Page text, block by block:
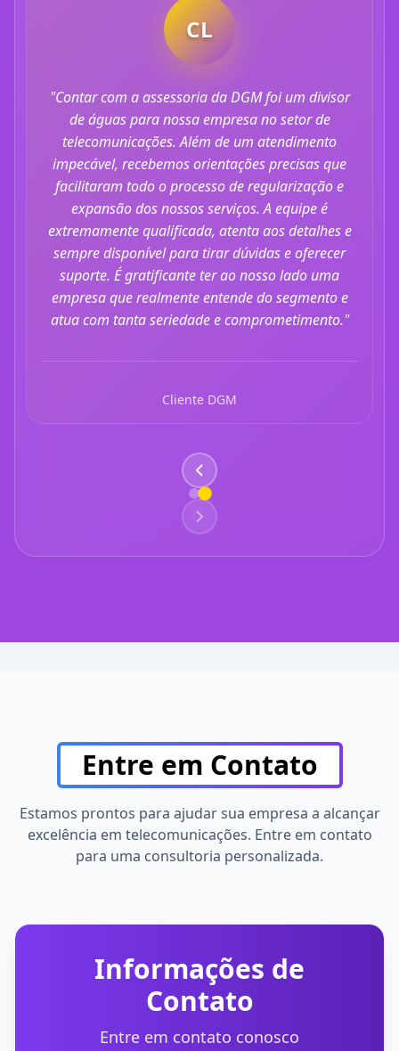
CL
"Gostaria de expressar minha total satisfação com
os serviços prestados pela DGM. Desde o primeiro
contato, fui atendido com profissionalismo,
agilidade e profundo conhecimento técnico. A
equipe demonstrou total domínio das exigências
regulatórias e ofereceu soluções estratégicas que
realmente fizeram a diferença para o crescimento
e regularização da nossa operação em telecom.
Sem dúvida, uma assessoria de excelência, que
transmite confiança e agrega valor ao negócio.
Recomendo fortemente!"
Cliente DGM
CL
"Contar com a assessoria da DGM foi um divisor
de águas para nossa empresa no setor de
telecomunicações. Além de um atendimento
impecável, recebemos orientações precisas que
facilitaram todo o processo de regularização e
expansão dos nossos serviços. A equipe é
extremamente qualificada, atenta aos detalhes e
sempre disponível para tirar dúvidas e oferecer
suporte. É gratificante ter ao nosso lado uma
empresa que realmente entende do segmento e
atua com tanta seriedade e comprometimento."
Cliente DGM
Entre em Contato
Estamos prontos para ajudar sua empresa a alcançar
excelência em telecomunicações. Entre em contato
para uma consultoria personalizada.
Informações de
Contato
Entre em contato conosco